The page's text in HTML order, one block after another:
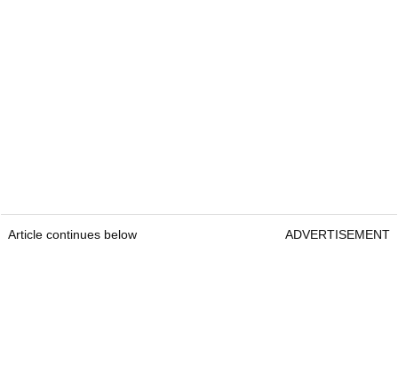
Article continues below ADVERTISEMENT